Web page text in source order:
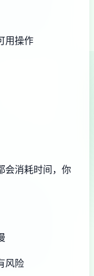
用操作
会消耗时间，你
风险